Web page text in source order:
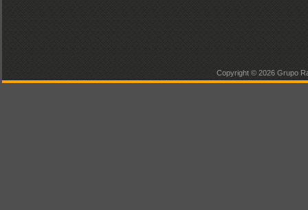
Copyright © 2026 Grupo